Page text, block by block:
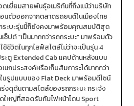
ดเยี่ยมสายพันธุ์อเมริกันที่ถึงแม้ว่าบริษัท
นตัวออกจากตลาดรถยนต์ในเมืองไทย
ระบะรุ่นนี้ก็ยังคงมาพร้อมคุณสมบัติสุด
ซ็ปต์ "เป็นมากกว่ารถกระบะ" มาพร้อมตัว
ชีวิตในทุกไลฟ์สไตล์ไม่ว่าจะเป็นรุ่น 4
ระตู Extended Cab แคปด้านหลังแบบ
นกประสงค์หรือเก็บสัมภาระได้มากกว่า
นรูปแบบของ Flat Deck มาพร้อมดีไซน์
งดุดันตามสไตล์ของรถกระบะ กระจัง
ใหญ่ที่สอดรับกับไฟหน้าโดน Sport